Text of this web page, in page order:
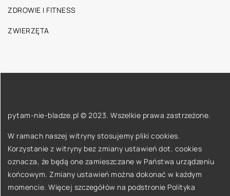
ZDROWIE I FITNESS
ZWIERZĘTA
pytam-nie-bladze.pl © 2023. Wszelkie prawa zastrzeżone.
W ramach naszej witryny stosujemy pliki cookies.
Korzystanie z witryny bez zmiany ustawień dot. cookies
oznacza, że będą one zamieszczane w Państwa urządzeniu
końcowym. Zmiany ustawień można dokonać w każdym
momencie. Więcej szczegółów na podstronie Polityka